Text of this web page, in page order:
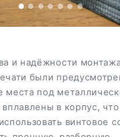
и надёжности
были
места под
в корпус, что
винтовое